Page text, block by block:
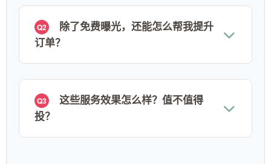
Q2
除了免费曝光，还能怎么帮我提升
订单？
Q3
这些服务效果怎么样？值不值得
投？